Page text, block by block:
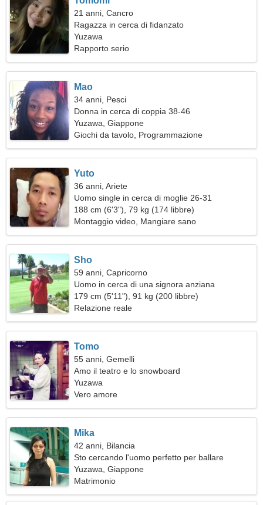
21 anni, Cancro
Ragazza in cerca di fidanzato
Yuzawa
Rapporto serio
Mao
34 anni, Pesci
Donna in cerca di coppia 38-46
Yuzawa, Giappone
Giochi da tavolo, Programmazione
Yuto
36 anni, Ariete
Uomo single in cerca di moglie 26-31
188 cm (6'3"), 79 kg (174 libbre)
Montaggio video, Mangiare sano
Sho
59 anni, Capricorno
Uomo in cerca di una signora anziana
179 cm (5'11"), 91 kg (200 libbre)
Relazione reale
Tomo
55 anni, Gemelli
Amo il teatro e lo snowboard
Yuzawa
Vero amore
Mika
42 anni, Bilancia
Sto cercando l'uomo perfetto per ballare
Yuzawa, Giappone
Matrimonio